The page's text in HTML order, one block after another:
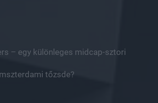
– egy különleges midcap-sztori
tőzsde?